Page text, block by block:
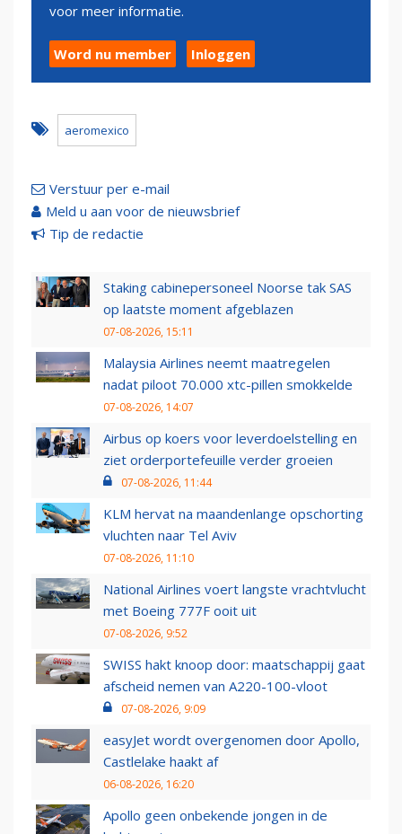
voor meer informatie.
Word nu member Inloggen
aeromexico
Verstuur per e-mail
Meld u aan voor de nieuwsbrief
Tip de redactie
Staking cabinepersoneel Noorse tak SAS
op laatste moment afgeblazen
07-08-2026, 15:11
Malaysia Airlines neemt maatregelen
nadat piloot 70.000 xtc-pillen smokkelde
07-08-2026, 14:07
Airbus op koers voor leverdoelstelling en
ziet orderportefeuille verder groeien
07-08-2026, 11:44
KLM hervat na maandenlange opschorting
vluchten naar Tel Aviv
07-08-2026, 11:10
National Airlines voert langste vrachtvlucht
met Boeing 777F ooit uit
07-08-2026, 9:52
SWISS hakt knoop door: maatschappij gaat
afscheid nemen van A220-100-vloot
07-08-2026, 9:09
easyJet wordt overgenomen door Apollo,
Castlelake haakt af
06-08-2026, 16:20
Apollo geen onbekende jongen in de